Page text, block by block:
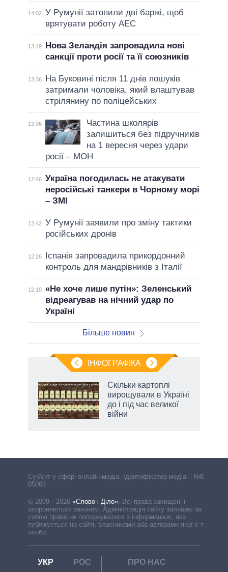
14:02 У Румунії затопили дві баржі, щоб
врятувати роботу АЕС
13:49
Нова Зеландія запровадила нові
санкції проти росії та її союзників
13:36
На Буковині після 11 днів пошуків
затримали чоловіка, який влаштував
стрілянину по поліцейських
13:06
Частина школярів
залишиться без підручників
на 1 вересня через удари
росії – МОН
12:46 Україна погодилась не атакувати
неросійські танкери в Чорному морі
– ЗМІ
12:42 У Румунії заявили про зміну тактики
російських дронів
12:26
Іспанія запровадила прикордонний
контроль для мандрівників з Італії
12:10 «Не хоче лише путін»: Зеленський
відреагував на нічний удар по
Україні
Більше новин
ІНФОГРАФІКА
Скільки картоплі
вирощували в Україні
до і під час великої
війни
Cуб'єкт у сфері онлайн-медіа. Ідентифікатор медіа – R40-
05063
© 2009—2026 «Слово і Діло»
Всі права захищені і
охороняються законом. Адміністрація сайту залишає за
собою право не погоджуватися з інформацією, яка
публікується на сайті, власниками або авторами якої є треті
особи.
УКР РОС
ПРО НАС